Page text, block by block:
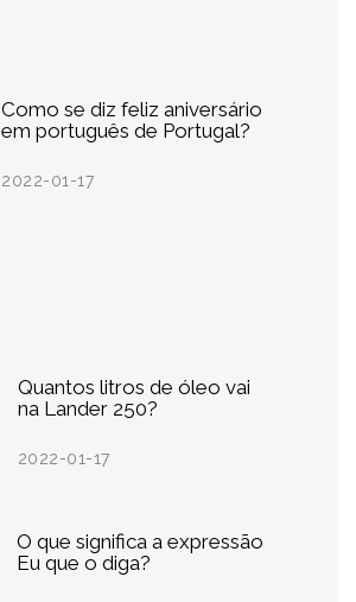
Como se diz feliz aniversário
em português de Portugal?
2022-01-17
Quantos litros de óleo vai
na Lander 250?
2022-01-17
O que significa a expressão
Eu que o diga?